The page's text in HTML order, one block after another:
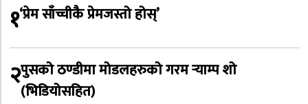
१‘प्रेम साँच्चीकै प्रेमजस्तो होस्’
२पुसको ठण्डीमा मोडलहरुको गरम र्‍याम्प शो
(भिडियोसहित)